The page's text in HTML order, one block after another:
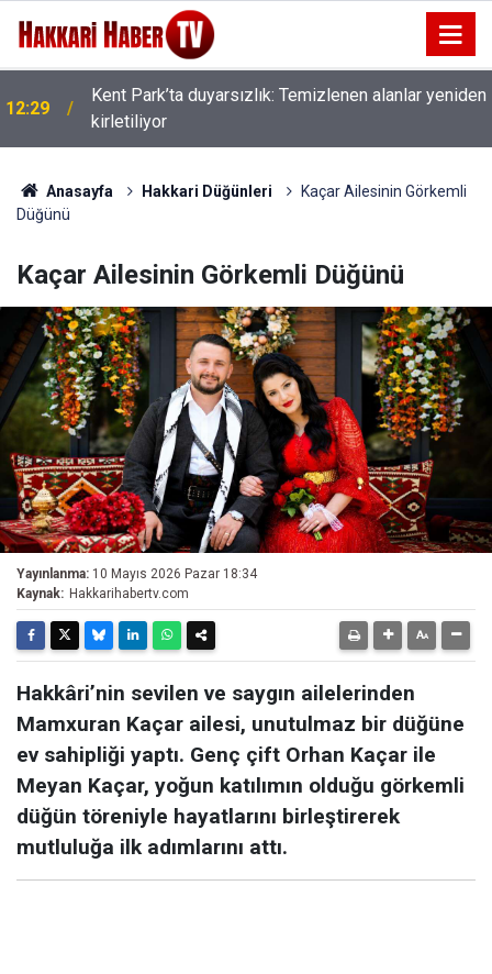
12:29
Kent Park’ta duyarsızlık: Temizlenen alanlar yeniden
kirletiliyor
Anasayfa Hakkari Düğünleri
Kaçar Ailesinin Görkemli
Düğünü
Kaçar Ailesinin Görkemli Düğünü
Yayınlanma: 10 Mayıs 2026 Pazar 18:34
Kaynak: Hakkarihabertv.com
Hakkâri’nin sevilen ve saygın ailelerinden
Mamxuran Kaçar ailesi, unutulmaz bir düğüne
ev sahipliği yaptı. Genç çift Orhan Kaçar ile
Meyan Kaçar, yoğun katılımın olduğu görkemli
düğün töreniyle hayatlarını birleştirerek
mutluluğa ilk adımlarını attı.